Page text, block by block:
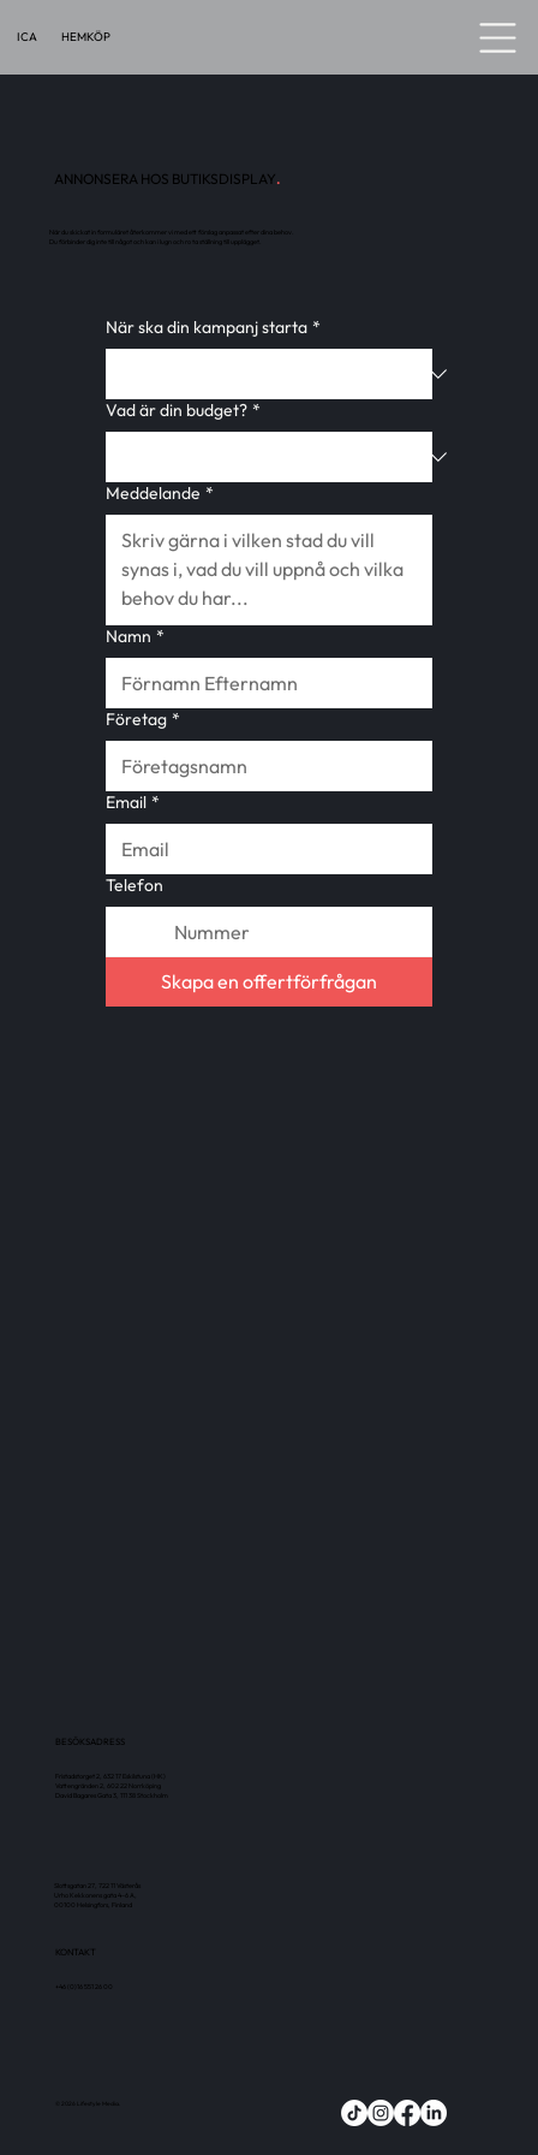
ICA HEMKÖP
ANNONSERA HOS BUTIKSDISPLAY.
När du skickat in formuläret återkommer vi med ett förslag anpassat efter dina behov.
Du förbinder dig inte till något och kan i lugn och ro ta ställning till upplägget.
När ska din kampanj starta *
Vad är din budget? *
Meddelande *
Namn *
Företag *
Email *
Telefon
Skapa en offertförfrågan
BESÖKSADRESS
Fristadstorget 2, 632 17 Eskilstuna
Vattengränden 2, 602 22 Norrköping
David Bagares Gata 3, 111 38 Stockholm
Slottsgatan 27, 722 11 Västerås
Urho Kekkonens gata 4–6 A,
00100 Helsingfors, Finland
KONTAKT
+46 (0)16 551 26 00
© 2026 Lifestyle Media.